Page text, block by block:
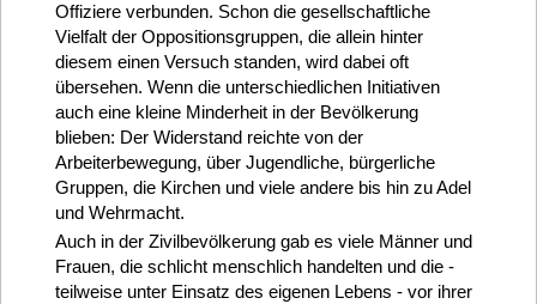
Offiziere verbunden. Schon die gesellschaftliche
Vielfalt der Oppositionsgruppen, die allein hinter
diesem einen Versuch standen, wird dabei oft
übersehen. Wenn die unterschiedlichen Initiativen
auch eine kleine Minderheit in der Bevölkerung
blieben: Der Widerstand reichte von der
Arbeiterbewegung, über Jugendliche, bürgerliche
Gruppen, die Kirchen und viele andere bis hin zu Adel
und Wehrmacht.
Auch in der Zivilbevölkerung gab es viele Männer und
Frauen, die schlicht menschlich handelten und die -
teilweise unter Einsatz des eigenen Lebens - vor ihrer